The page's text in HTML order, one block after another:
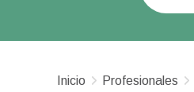
Inicio Profesionales